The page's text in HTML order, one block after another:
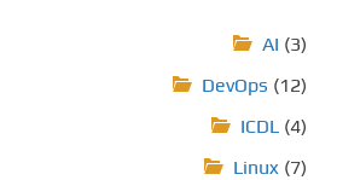
AI (3)
DevOps (12)
ICDL (4)
Linux (7)